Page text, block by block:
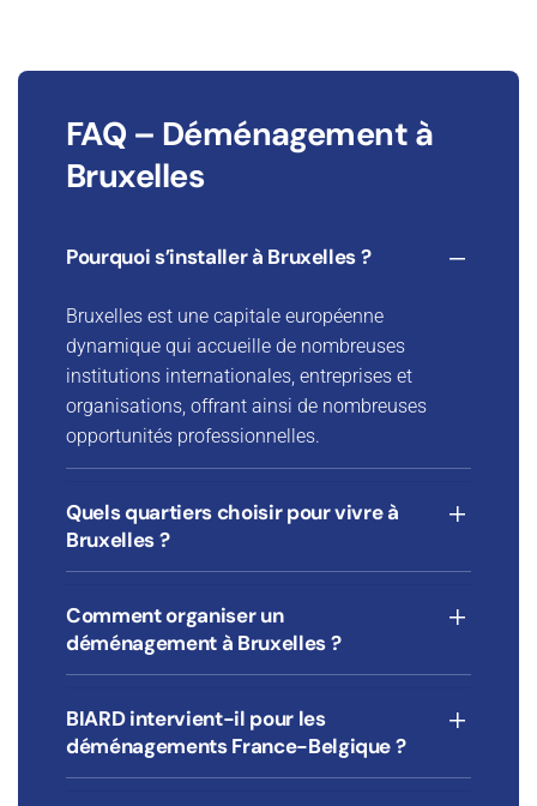
FAQ – Déménagement à
Bruxelles
Pourquoi s’installer à Bruxelles ?
Bruxelles est une capitale européenne
dynamique qui accueille de nombreuses
institutions internationales, entreprises et
organisations, offrant ainsi de nombreuses
opportunités professionnelles.
Quels quartiers choisir pour vivre à
Bruxelles ?
Comment organiser un
déménagement à Bruxelles ?
BIARD intervient-il pour les
déménagements France-Belgique ?